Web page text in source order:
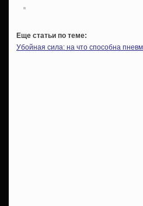
Еще статьи по теме:
Убойная сила: на что способна